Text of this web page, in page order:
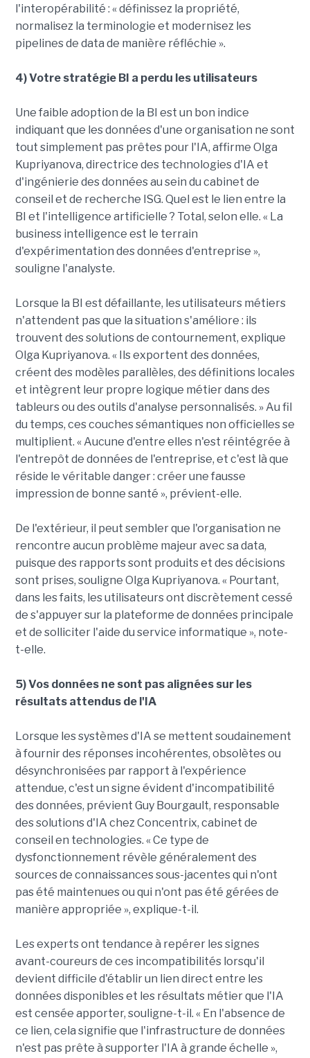
l'interopérabilité : « définissez la propriété,
normalisez la terminologie et modernisez les
pipelines de data de manière réfléchie ».
4) Votre stratégie BI a perdu les utilisateurs
Une faible adoption de la BI est un bon indice
indiquant que les données d'une organisation ne sont
tout simplement pas prêtes pour l'IA, affirme Olga
Kupriyanova, directrice des technologies d'IA et
d'ingénierie des données au sein du cabinet de
conseil et de recherche ISG. Quel est le lien entre la
BI et l'intelligence artificielle ? Total, selon elle. « La
business intelligence est le terrain
d'expérimentation des données d'entreprise »,
souligne l'analyste.
Lorsque la BI est défaillante, les utilisateurs métiers
n'attendent pas que la situation s'améliore : ils
trouvent des solutions de contournement, explique
Olga Kupriyanova. « Ils exportent des données,
créent des modèles parallèles, des définitions locales
et intègrent leur propre logique métier dans des
tableurs ou des outils d'analyse personnalisés. » Au fil
du temps, ces couches sémantiques non officielles se
multiplient. « Aucune d'entre elles n'est réintégrée à
l'entrepôt de données de l'entreprise, et c'est là que
réside le véritable danger : créer une fausse
impression de bonne santé », prévient-elle.
De l'extérieur, il peut sembler que l'organisation ne
rencontre aucun problème majeur avec sa data,
puisque des rapports sont produits et des décisions
sont prises, souligne Olga Kupriyanova. « Pourtant,
dans les faits, les utilisateurs ont discrètement cessé
de s'appuyer sur la plateforme de données principale
et de solliciter l'aide du service informatique », note-
t-elle.
5) Vos données ne sont pas alignées sur les
résultats attendus de l'IA
Lorsque les systèmes d'IA se mettent soudainement
à fournir des réponses incohérentes, obsolètes ou
désynchronisées par rapport à l'expérience
attendue, c'est un signe évident d'incompatibilité
des données, prévient Guy Bourgault, responsable
des solutions d'IA chez Concentrix, cabinet de
conseil en technologies. « Ce type de
dysfonctionnement révèle généralement des
sources de connaissances sous-jacentes qui n'ont
pas été maintenues ou qui n'ont pas été gérées de
manière appropriée », explique-t-il.
Les experts ont tendance à repérer les signes
avant-coureurs de ces incompatibilités lorsqu'il
devient difficile d'établir un lien direct entre les
données disponibles et les résultats métier que l'IA
est censée apporter, souligne-t-il. « En l'absence de
ce lien, cela signifie que l'infrastructure de données
n'est pas prête à supporter l'IA à grande échelle »,